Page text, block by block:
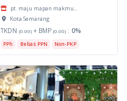
pt. maju mapan makmu...
Kota Semarang
TKDN (0.00) + BMP (0.00) : 0%
PPh Bebas PPN Non-PKP